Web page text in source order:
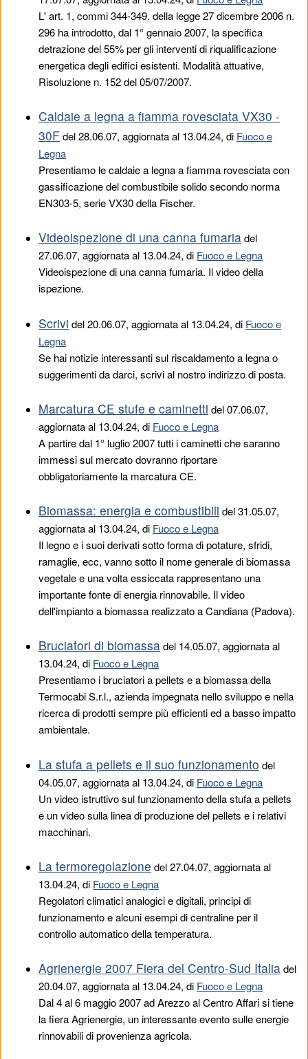
L' art. 1, commi 344-349, della legge 27 dicembre 2006 n.
296 ha introdotto, dal 1° gennaio 2007, la specifica
detrazione del 55% per gli interventi di riqualificazione
energetica degli edifici esistenti. Modalità attuative,
Risoluzione n. 152 del 05/07/2007.
Caldaie a legna a fiamma rovesciata VX30 -
30Fdel28.06.07, aggiornata al 13.04.24, di Fuoco e
Legna
Presentiamo le caldaie a legna a fiamma rovesciata con
gassificazione del combustibile solido secondo norma
EN303-5, serie VX30 della Fischer.
Videoispezione di una canna fumariadel
27.06.07, aggiornata al 13.04.24, di Fuoco e Legna
Videoispezione di una canna fumaria. Il video della
ispezione.
Scrivi del20.06.07, aggiornata al 13.04.24, di Fuoco e
Legna
Se hai notizie interessanti sul riscaldamento a legna o
suggerimenti da darci, scrivi al nostro indirizzo di posta.
Marcatura CE stufe e caminetti del07.06.07,
aggiornata al 13.04.24, di Fuoco e Legna
A partire dal 1° luglio 2007 tutti i caminetti che saranno
immessi sul mercato dovranno riportare
obbligatoriamente la marcatura CE.
Biomassa: energia e combustibili del31.05.07,
aggiornata al 13.04.24, di Fuoco e Legna
Il legno e i suoi derivati sotto forma di potature, sfridi,
ramaglie, ecc, vanno sotto il nome generale di biomassa
vegetale e una volta essiccata rappresentano una
importante fonte di energia rinnovabile. Il video
dell'impianto a biomassa realizzato a Candiana (Padova).
Bruciatori di biomassadel 14.05.07, aggiornata al
13.04.24, di Fuoco e Legna
Presentiamo i bruciatori a pellets e a biomassa della
Termocabi S.r.l., azienda impegnata nello sviluppo e nella
ricerca di prodotti sempre più efficienti ed a basso impatto
ambientale.
La stufa a pellets e il suo funzionamento del
04.05.07, aggiornata al 13.04.24, di Fuoco e Legna
Un video istruttivo sul funzionamento della stufa a pellets
e un video sulla linea di produzione del pellets e i relativi
macchinari.
La termoregolazione del27.04.07, aggiornata al
13.04.24, di Fuoco e Legna
Regolatori climatici analogici e digitali, principi di
funzionamento e alcuni esempi di centraline per il
controllo automatico della temperatura.
Agrienergie 2007 Fiera del Centro-Sud Italiadel
20.04.07, aggiornata al 13.04.24, di Fuoco e Legna
Dal 4 al 6 maggio 2007 ad Arezzo al Centro Affari si tiene
la fiera Agrienergie, un interessante evento sulle energie
rinnovabili di provenienza agricola.